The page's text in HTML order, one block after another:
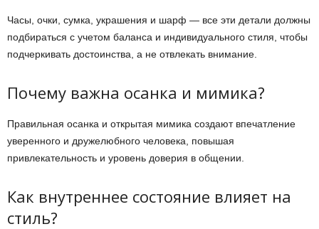
Часы, очки, сумка, украшения и шарф — все эти детали должны
подбираться с учетом баланса и индивидуального стиля, чтобы
подчеркивать достоинства, а не отвлекать внимание.
Почему важна осанка и мимика?
Правильная осанка и открытая мимика создают впечатление
уверенного и дружелюбного человека, повышая
привлекательность и уровень доверия в общении.
Как внутреннее состояние влияет на
стиль?